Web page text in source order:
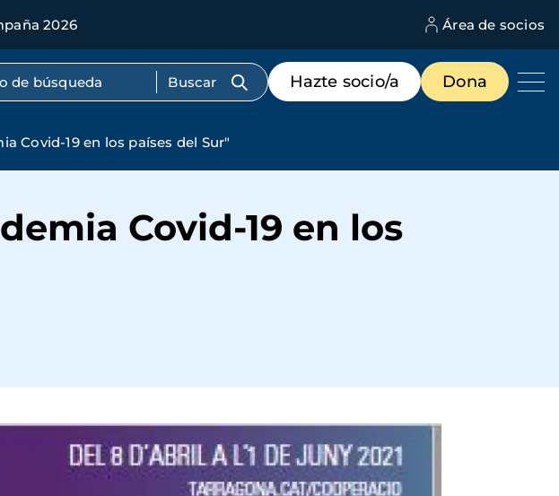
2026 Área de socios
completo
Menú
de
destacados
Hazte socio/a Dona
Covid-19 en los países del Sur"
Covid-19 en los